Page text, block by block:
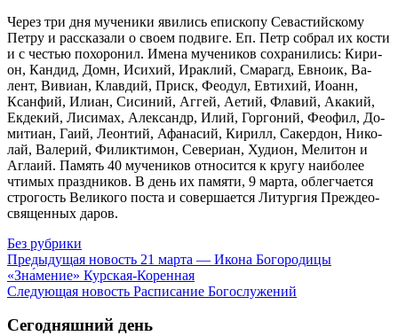
Через три дня му­че­ни­ки яви­лись епи­ско­пу Се­ва­стий­ско­му
Пет­ру и рас­ска­за­ли о сво­ем по­дви­ге. Еп. Петр со­брал их ко­сти
и с че­стью по­хо­ро­нил. Име­на му­че­ни­ков со­хра­ни­лись: Ки­ри­
он, Кан­дид, Домн, Ис­и­хий, Ирак­лий, Сма­рагд, Ев­но­ик, Ва­
лент, Ви­ви­ан, Клав­дий, Приск, Фе­о­дул, Ев­ти­хий, Иоанн,
Ксан­фий, Или­ан, Си­си­ний, Аг­гей, Ае­тий, Фла­вий, Ака­кий,
Ек­де­кий, Ли­си­мах, Алек­сандр, Илий, Гор­го­ний, Фе­о­фил, До­
ми­ти­ан, Га­ий, Леон­тий, Афа­на­сий, Ки­рилл, Са­кер­дон, Ни­ко­
лай, Ва­ле­рий, Филик­ти­мон, Се­ве­ри­ан, Ху­ди­он, Ме­ли­тон и
Аг­лаий. Па­мять 40 му­че­ни­ков от­но­сит­ся к кру­гу наи­бо­лее
чти­мых празд­ни­ков. В день их па­мя­ти, 9 мар­та, об­лег­ча­ет­ся
стро­гость Ве­ли­ко­го по­ста и со­вер­ша­ет­ся Ли­тур­гия Пре­ждео­
свя­щен­ных да­ров.
Без рубрики
Предыдущая новость 21 марта — Икона Богородицы
«Зна́мение» Курская-Коренная
Следующая новость Расписание Богослужений
Сегодняшний день